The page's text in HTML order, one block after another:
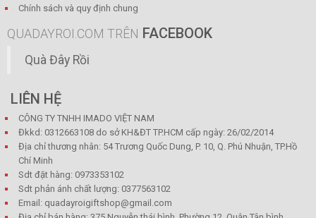
Chính sách và quy định chung
QUADAYROI.COM TRÊN FACEBOOK
Quà Đây Rồi
LIÊN HỆ
CÔNG TY TNHH IMADO VIỆT NAM
Đkkd: 0312663108 do sở KH&ĐT TP.HCM cấp ngày: 26/02/2014
Địa chỉ thương nhân: 54 Trương Quốc Dung, P. 10, Q. Phú Nhuận, TP.Hồ
Chí Minh
Sdt đặt hàng: 0973353102
Sdt phản ánh chất lượng: 0377563102
Email: quadayroigiftshop@gmail.com